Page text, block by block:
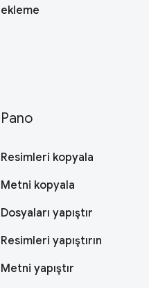
ekleme
Pano
Resimleri kopyala
Metni kopyala
Dosyaları yapıştır
Resimleri yapıştırın
Metni yapıştır